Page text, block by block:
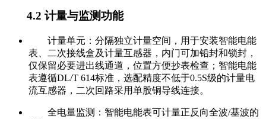
4.2 计量与监测功能
计量单元：分隔独立计量空间，用于安装智能电能
表、二次接线盒及计量互感器，内门可加铅封和锁封，
仅保留必要进出线通道，位置方便抄表检查；智能电能
表遵循DL/T 614标准，选配精度不低于0.5S级的计量电
流互感器，二次回路采用单股铜导线连接。
全电量监测：智能电能表可计量正反向全波/基波的